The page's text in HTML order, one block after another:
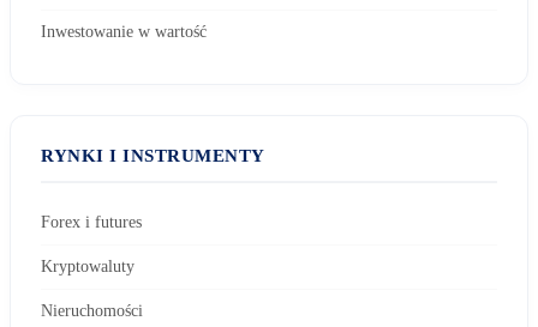
Inwestowanie w wartość
RYNKI I INSTRUMENTY
Forex i futures
Kryptowaluty
Nieruchomości